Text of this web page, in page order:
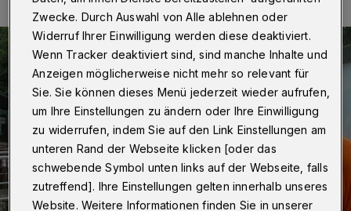
Zwecke. Durch Auswahl von Alle ablehnen oder
Widerruf Ihrer Einwilligung werden diese deaktiviert.
Wenn Tracker deaktiviert sind, sind manche Inhalte und
Anzeigen möglicherweise nicht mehr so relevant für
Sie. Sie können dieses Menü jederzeit wieder aufrufen,
um Ihre Einstellungen zu ändern oder Ihre Einwilligung
zu widerrufen, indem Sie auf den Link Einstellungen am
unteren Rand der Webseite klicken [oder das
schwebende Symbol unten links auf der Webseite, falls
zutreffend]. Ihre Einstellungen gelten innerhalb unseres
Website. Weitere Informationen finden Sie in unserer